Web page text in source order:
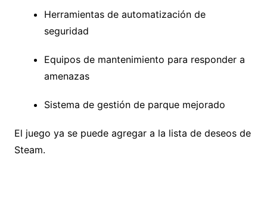
Herramientas de automatización de
seguridad
Equipos de mantenimiento para responder a
amenazas
Sistema de gestión de parque mejorado
El juego ya se puede agregar a la lista de deseos de
Steam.